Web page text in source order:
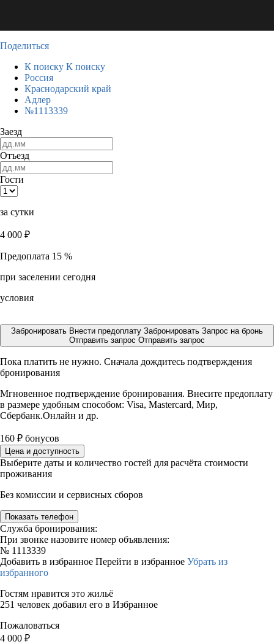
Поделиться
К поиску К поиску
Россия
Краснодарский край
Адлер
№1113339
Заезд
Отъезд
Гости
за сутки
4 000 ₽
Предоплата 15 %
при заселении сегодня
условия
Забронировать Внести предоплату Забронировать Запрос на бронь
Отправить запрос Отправить запрос
Пока платить не нужно. Сначала дождитесь подтверждения
бронирования
Мгновенное подтверждение бронирования. Внесите предоплату
в размере удобным способом: Visa, Mastercard, Мир,
Сбербанк.Онлайн и др.
160 ₽ бонусов
Цена и доступность
Выберите даты и количество гостей для расчёта стоимости
проживания
Без комиссии и сервисных сборов
Показать телефон
Служба бронирования:
При звонке назовите номер объявления:
№ 1113339
Добавить в избранное Перейти в избранное Убрать из
избранного
Гостям нравится это жильё
251 человек добавил его в Избранное
Пожаловаться
4 000 ₽